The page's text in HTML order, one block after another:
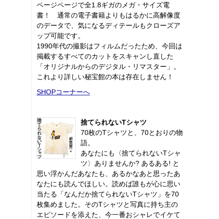
ページページで全1.8ギガのメガ・サイズ電
書！ 通常の電子書籍よりもはるかに高解像度
のデータで、気になるディテールもクローズア
ップ可能です。
1990年代の撮影はフィルムだったため、今回は
掲載するすべてのカットをスキャンし直した
「オリジナルからのデジタル・リマスター」。
これより詳しい秘宝館の本は存在しません！
SHOPコーナーへ
捨てられないTシャツ
70枚のTシャツと、70とおりの物
語。
あなたにも〈捨てられないTシャ
ツ〉ありませんか? あるある! と
思い浮かんだあなたも、あるかなあと思ったあ
なたにも読んでほしい。読めば誰もが心に思い
当たる「なんだか捨てられないTシャツ」を70
枚集めました。そのTシャツと写真に持ち主の
エピソードを添えた、今一番おシャレでイケて